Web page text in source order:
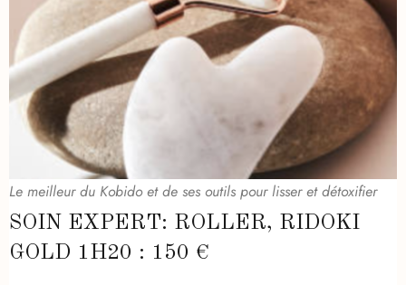
Le meilleur du Kobido et de ses outils pour lisser et détoxifier
SOIN EXPERT: ROLLER, RIDOKI
GOLD 1H20 : 150 €